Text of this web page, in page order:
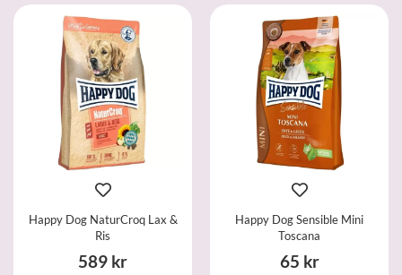
Happy Dog NaturCroq Lax &
Ris
589 kr
Happy Dog Sensible Mini
Toscana
65 kr